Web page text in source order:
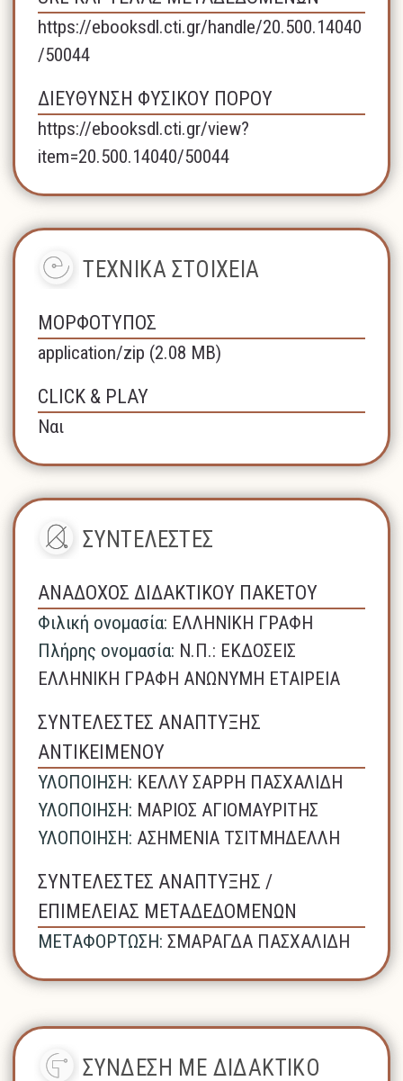
https://ebooksdl.cti.gr/handle/20.500.14040
/50044
ΔΙΕΥΘΥΝΣΗ ΦΥΣΙΚΟΥ ΠΟΡΟΥ
https://ebooksdl.cti.gr/view?
item=20.500.14040/50044
ΤΕΧΝΙΚΑ ΣΤΟΙΧΕΙΑ
ΜΟΡΦΟΤΥΠΟΣ
application/zip (2.08 MB)
CLICK & PLAY
Ναι
ΣΥΝΤΕΛΕΣΤΕΣ
ΑΝΑΔΟΧΟΣ ΔΙΔΑΚΤΙΚΟΥ ΠΑΚΕΤΟΥ
Φιλική ονομασία: ΕΛΛΗΝΙΚΗ ΓΡΑΦΗ
Πλήρης ονομασία: N.Π.: ΕΚΔΟΣΕΙΣ
ΕΛΛΗΝΙΚΗ ΓΡΑΦΗ ΑΝΩΝΥΜΗ ΕΤΑΙΡΕΙΑ
ΣΥΝΤΕΛΕΣΤΕΣ ΑΝΑΠΤΥΞΗΣ
ΑΝΤΙΚΕΙΜΕΝΟΥ
ΥΛΟΠΟΙΗΣΗ: ΚΕΛΛΥ ΣΑΡΡΗ ΠΑΣΧΑΛΙΔΗ
ΥΛΟΠΟΙΗΣΗ: ΜΑΡΙΟΣ ΑΓΙΟΜΑΥΡΙΤΗΣ
ΥΛΟΠΟΙΗΣΗ: ΑΣΗΜΕΝΙΑ ΤΣΙΤΜΗΔΕΛΛΗ
ΣΥΝΤΕΛΕΣΤΕΣ ΑΝΑΠΤΥΞΗΣ /
ΕΠΙΜΕΛΕΙΑΣ ΜΕΤΑΔΕΔΟΜΕΝΩΝ
ΜΕΤΑΦΟΡΤΩΣΗ: ΣΜΑΡΑΓΔΑ ΠΑΣΧΑΛΙΔΗ
ΣΥΝΔΕΣΗ ΜΕ ΔΙΔΑΚΤΙΚΟ